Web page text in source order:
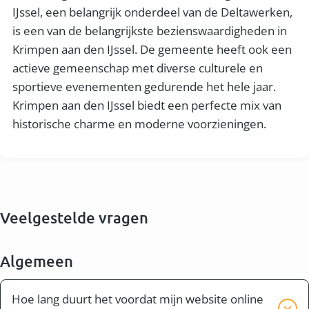
IJssel, een belangrijk onderdeel van de Deltawerken,
is een van de belangrijkste bezienswaardigheden in
Krimpen aan den IJssel. De gemeente heeft ook een
actieve gemeenschap met diverse culturele en
sportieve evenementen gedurende het hele jaar.
Krimpen aan den IJssel biedt een perfecte mix van
historische charme en moderne voorzieningen.
Veelgestelde vragen
Algemeen
Hoe lang duurt het voordat mijn website online